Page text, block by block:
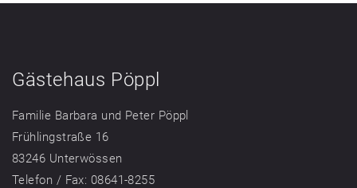
Gästehaus Pöppl
Familie Barbara und Peter Pöppl
Frühlingstraße 16
83246 Unterwössen
Telefon / Fax: 08641-8255